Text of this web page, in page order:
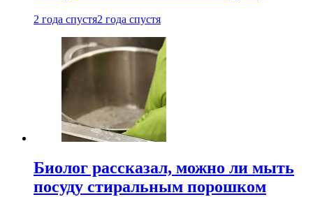
2 года спустя2 года спустя
Биолог рассказал, можно ли мыть
посуду стиральным порошком